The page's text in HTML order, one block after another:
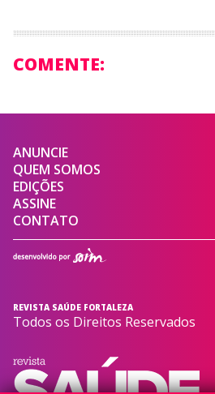
COMENTE:
ANUNCIE
QUEM SOMOS
EDIÇÕES
ASSINE
CONTATO
REVISTA SAÚDE FORTALEZA
Todos os Direitos Reservados